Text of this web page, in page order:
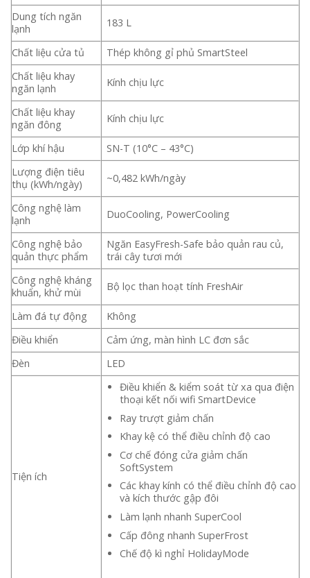
Dung tích ngăn
lạnh
183 L
Chất liệu cửa tủ
Thép không gỉ phủ SmartSteel
Chất liệu khay
ngăn lạnh
Kính chịu lực
Chất liệu khay
ngăn đông
Kính chịu lực
Lớp khí hậu
SN-T (10°C – 43°C)
Lượng điện tiêu
thụ (kWh/ngày)
~0,482 kWh/ngày
Công nghệ làm
lạnh
DuoCooling, PowerCooling
Công nghệ bảo
quản thực phẩm
Ngăn EasyFresh-Safe bảo quản rau củ,
trái cây tươi mới
Công nghệ kháng
khuẩn, khử mùi
Bộ lọc than hoạt tính FreshAir
Làm đá tự động
Không
Điều khiển
Cảm ứng, màn hình LC đơn sắc
Đèn
LED
Tiện ích
Điều khiển & kiểm soát từ xa qua điện
thoại kết nối wifi SmartDevice
Ray trượt giảm chấn
Khay kệ có thể điều chỉnh độ cao
Cơ chế đóng cửa giảm chấn
SoftSystem
Các khay kính có thể điều chỉnh độ cao
và kích thước gập đôi
Làm lạnh nhanh SuperCool
Cấp đông nhanh SuperFrost
Chế độ kì nghỉ HolidayMode